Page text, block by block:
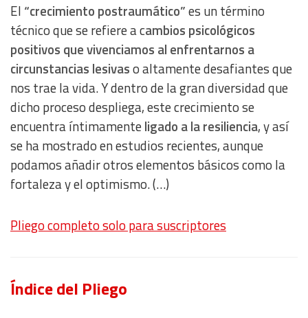
El “crecimiento postraumático”es un término
técnico que se refiere a cambios psicológicos
positivos que vivenciamos al enfrentarnos a
circunstancias lesivaso altamente desafiantes que
nos trae la vida. Y dentro de la gran diversidad que
dicho proceso despliega, este crecimiento se
encuentra íntimamenteligado a la resiliencia, y así
se ha mostrado en estudios recientes, aunque
podamos añadir otros elementos básicos como la
fortaleza y el optimismo. (…)
Pliego completo solo para suscriptores
Índice del Pliego